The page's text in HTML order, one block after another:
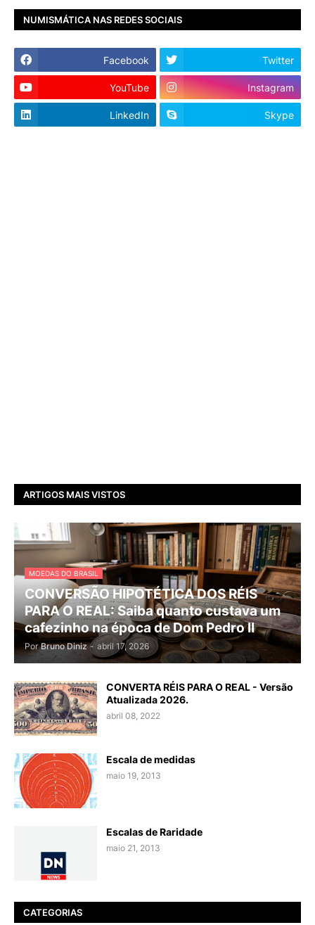
NUMISMÁTICA NAS REDES SOCIAIS
Facebook Twitter
YouTube Instagram
LinkedIn Skype
ARTIGOS MAIS VISTOS
MOEDAS DO BRASIL
CONVERSÃO HIPOTÉTICA DOS RÉIS
PARA O REAL: Saiba quanto custava um
cafezinho na época de Dom Pedro II
Por Bruno Diniz - abril 17, 2026
CONVERTA RÉIS PARA O REAL - Versão
Atualizada 2026.
abril 08, 2022
Escala de medidas
maio 19, 2013
Escalas de Raridade
maio 21, 2013
CATEGORIAS